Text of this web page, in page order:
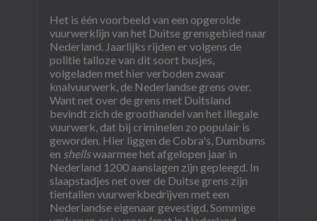
Het is één voorbeeld van een opgerolde
vuurwerklijn van het Duitse grensgebied naar
Nederland. Jaarlijks rijden er volgens de
politie talloze van dit soort busjes,
volgeladen met hier verboden zwaar
knalvuurwerk, de Nederlandse grens over.
Want net over de grens met Duitsland
bevindt zich de groothandel van het illegale
vuurwerk, dat bij criminelen zo populair is
geworden. Hier liggen de Cobra's, Dumbums
en shellswaarmee het afgelopen jaar in
Nederland 1200 aanslagen zijn gepleegd. In
slaapstadjes net over de Duitse grens zijn
tientallen vuurwerkbedrijven met een
Nederlandse eigenaar gevestigd. Sommige